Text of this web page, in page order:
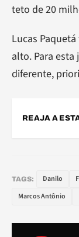
teto de 20
Lucas
alto. Para
diferente,
REAJA A
TAGS: Danilo
Marcos Antônio